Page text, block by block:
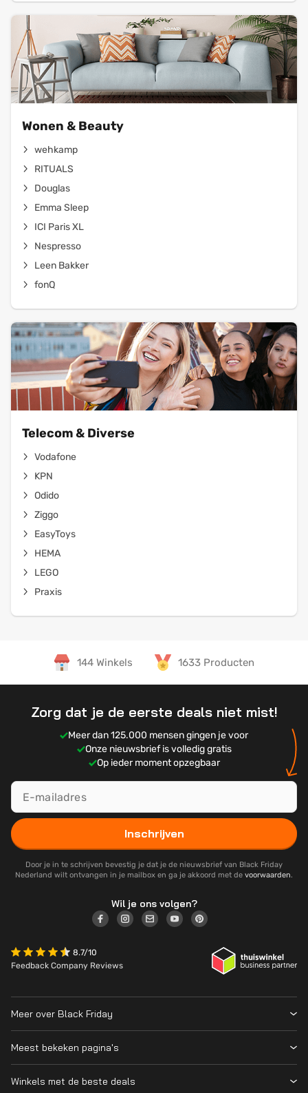
Wonen & Beauty
wehkamp
RITUALS
Douglas
Emma Sleep
ICI Paris XL
Nespresso
Leen Bakker
fonQ
Telecom & Diverse
Vodafone
KPN
Odido
Ziggo
EasyToys
HEMA
LEGO
Praxis
144 Winkels 1633 Producten
Zorg dat je de eerste deals niet mist!
Meer dan 125.000 mensen gingen je voor
Onze nieuwsbrief is volledig gratis
Op ieder moment opzegbaar
Inschrijven
Door je in te schrijven bevestig je dat je de nieuwsbrief van Black Friday
Nederland wilt ontvangen in je mailbox en ga je akkoord met de voorwaarden.
Wil je ons volgen?
8.7/10
Feedback Company Reviews
Meer over Black Friday
Wanneer is Black Friday?
Cyber Monday 2026
Meest bekeken pagina's
Winkels met de beste deals